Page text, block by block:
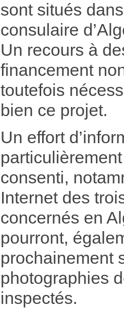
sont situés
consulaire
Un recours à
financement
toutefois
bien ce projet.
Un effort
consenti,
Internet des
concernés en
pourront,
prochainement
photographies
inspectés.